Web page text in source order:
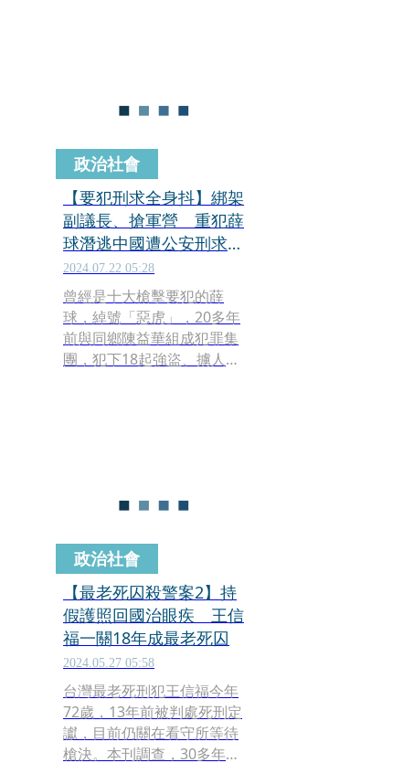
鍾文智司機葉仲清、時任福
羈押。
政治社會
【要犯刑求全身抖】綁架
副議長、搶軍營 重犯薛
球潛逃中國遭公安刑求黑
幕
2024.07.22 05:28
曾經是十大槍擊要犯的薛
球，綽號「惡虎」，20多年
前與同鄉陳益華組成犯罪集
團，犯下18起強盜、擄人重
政治社會
【最老死囚殺警案2】持
假護照回國治眼疾 王信
福一關18年成最老死囚
2024.05.27 05:58
台灣最老死刑犯王信福今年
72歲，13年前被判處死刑定
讞，目前仍關在看守所等待
槍決。本刊調查，30多年前